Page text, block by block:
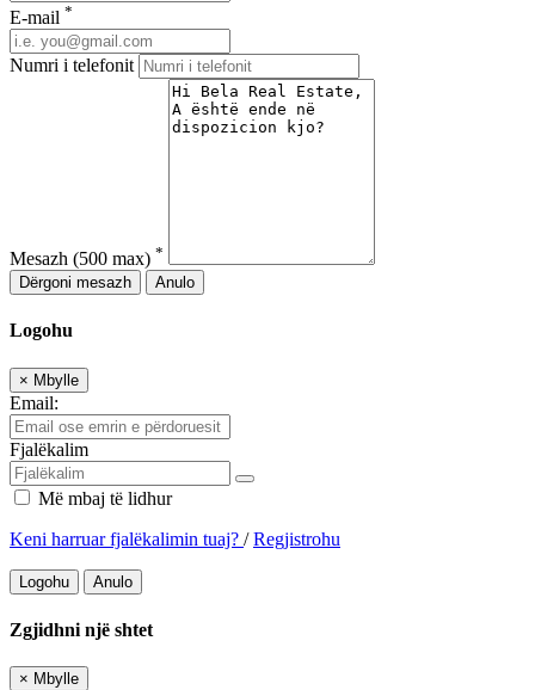
E-mail *
Numri i telefonit
Mesazh (500 max) *
Dërgoni mesazh
Anulo
Logohu
× Mbylle
Email:
Fjalëkalim
Më mbaj të lidhur
Keni harruar fjalëkalimin tuaj? /Regjistrohu
Logohu Anulo
Zgjidhni një shtet
× Mbylle